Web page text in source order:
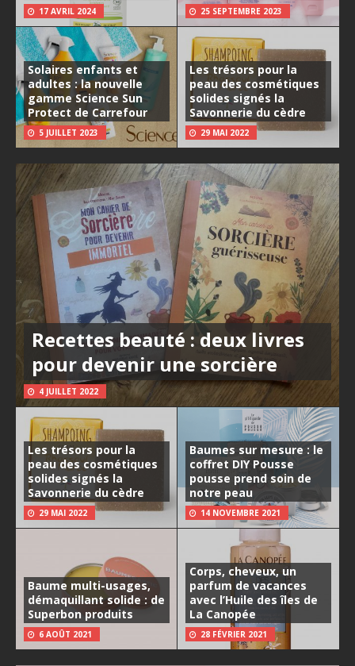
17 AVRIL 2024 25 SEPTEMBRE 2023
Solaires enfants et
adultes : la nouvelle
gamme Science Sun
Protect de Carrefour
5 JUILLET 2023
Les trésors pour la
peau des cosmétiques
solides signés la
Savonnerie du cèdre
29 MAI 2022
Recettes beauté : deux livres
pour devenir une sorcière
4 JUILLET 2022
Les trésors pour la
peau des cosmétiques
solides signés la
Savonnerie du cèdre
29 MAI 2022
Baumes sur mesure : le
coffret DIY Pousse
pousse prend soin de
notre peau
14 NOVEMBRE 2021
Baume multi-usages,
démaquillant solide : de
Superbon produits
6 AOÛT 2021
Corps, cheveux, un
parfum de vacances
avec l’Huile des îles de
La Canopée
28 FÉVRIER 2021